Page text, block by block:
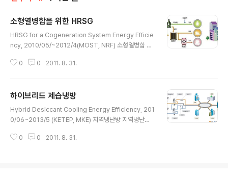
소형열병합을 위한 HRSG
HRSG for a Cogeneration System Energy Efficie
ncy, 2010/05/~2012/4(MOST, NRF) 소형열병합 위
그림입니다. 열병합 발전은 가스터빈, 가스엔진 같은 발전
현재 아파트 단지에도 공급이 되고 있지만 롯데월드, 삼성
의료원, GS타워, 수원역과 같은 복합 건물에 많이 적용되
고 있습니다. HRSG 소형 열병합 시스템에서 발전을 하는
열교환으로 충분하겠지만 증기를 생산하여 병원 같은 곳에
0 0 2011. 8. 31.
하이브리드 제습냉방
Hybrid Desiccant Cooling Energy Efficiency, 201
0/06~2013/5 (KETEP, MKE) 지역냉난방 지역냉난방
이용하여 지역 단위의 냉난방을 공급하는 것을 의미합니
0 0 2011. 8. 31.